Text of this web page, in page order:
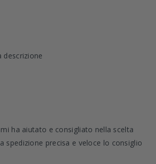
ha aiutato e consigliato nella scelta
spedizione precisa e veloce lo consiglio